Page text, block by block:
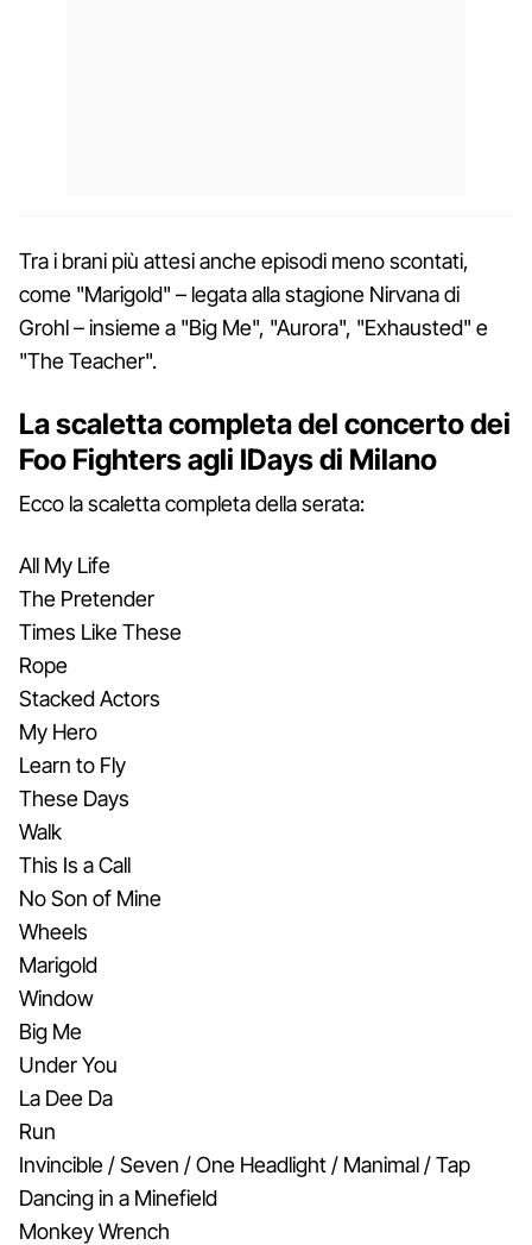
Tra i brani più attesi anche episodi meno scontati,
come "Marigold" – legata alla stagione Nirvana di
Grohl – insieme a "Big Me", "Aurora", "Exhausted" e
"The Teacher".
La scaletta completa del concerto dei
Foo Fighters agli IDays di Milano
Ecco la scaletta completa della serata:
All My Life
The Pretender
Times Like These
Rope
Stacked Actors
My Hero
Learn to Fly
These Days
Walk
This Is a Call
No Son of Mine
Wheels
Marigold
Window
Big Me
Under You
La Dee Da
Run
Invincible / Seven / One Headlight / Manimal / Tap
Dancing in a Minefield
Monkey Wrench